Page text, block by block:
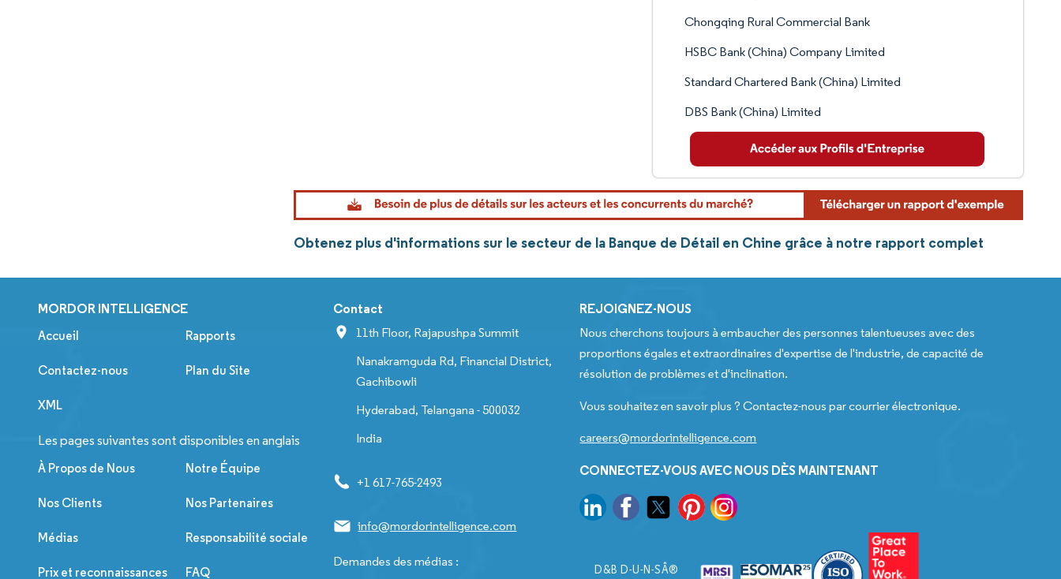
Chongqing Rural Commercial Bank
HSBC Bank (China) Company Limited
Standard Chartered Bank (China) Limited
DBS Bank (China) Limited
Obtenez plus d'informations sur le secteur de la Banque de Détail en Chine grâce à notre rapport complet
MORDOR INTELLIGENCE
Accueil Rapports
Contactez-nous Plan du Site
XML
Les pages suivantes sont disponibles en anglais
À Propos de Nous Notre Équipe
Nos Clients Nos Partenaires
Médias Responsabilité sociale
Prix et reconnaissances FAQ
Contact
11th Floor, Rajapushpa Summit
Nanakramguda Rd, Financial District,
Gachibowli
Hyderabad, Telangana - 500032
India
+1 617-765-2493
info@mordorintelligence.com
Demandes des médias :
REJOIGNEZ-NOUS
Nous cherchons toujours à embaucher des personnes talentueuses avec des
proportions égales et extraordinaires d'expertise de l'industrie, de capacité de
résolution de problèmes et d'inclination.
Vous souhaitez en savoir plus ? Contactez-nous par courrier électronique.
careers@mordorintelligence.com
CONNECTEZ-VOUS AVEC NOUS DÈS MAINTENANT
D&B D-U-N-SÂ®